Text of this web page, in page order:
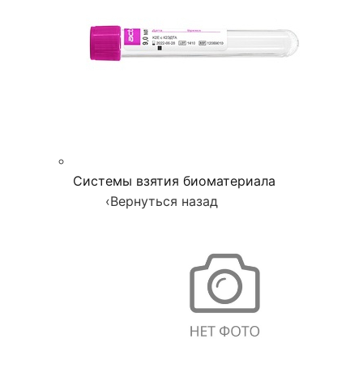
Системы взятия биоматериала
‹Вернуться назад